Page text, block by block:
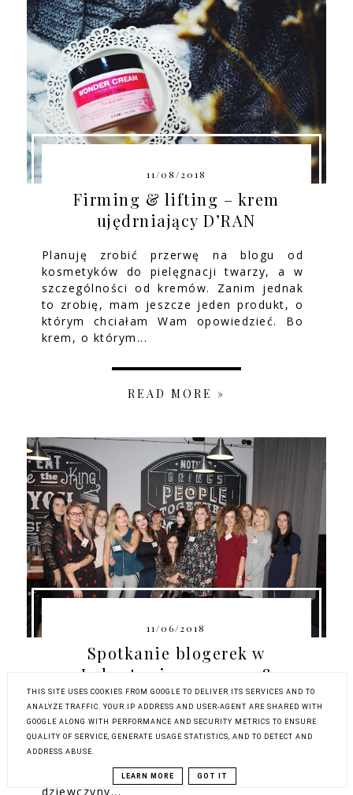
11/08/2018
Firming & lifting – krem
ujędrniający D’RAN
Planuję zrobić przerwę na blogu od
kosmetyków do pielęgnacji twarzy, a w
szczególności od kremów. Zanim jednak
to zrobię, mam jeszcze jeden produkt, o
którym chciałam Wam opowiedzieć. Bo
krem, o którym...
READ MORE »
11/06/2018
Spotkanie blogerek w
Lubartowie - 27.10.2018
Od spotkania blogerek w Lubartowie
minęły już prawie dwa tygodnie, a więc
najwyższy czas podzielić się z Wami moją
relacją! Było naprawdę super. Cieszę się,
że kolejny raz mogłam zobaczyć
dziewczyny...
THIS SITE USES COOKIES FROM GOOGLE TO DELIVER ITS SERVICES AND TO
ANALYZE TRAFFIC. YOUR IP ADDRESS AND USER-AGENT ARE SHARED WITH
GOOGLE ALONG WITH PERFORMANCE AND SECURITY METRICS TO ENSURE
QUALITY OF SERVICE, GENERATE USAGE STATISTICS, AND TO DETECT AND
ADDRESS ABUSE.
LEARN MORE GOT IT